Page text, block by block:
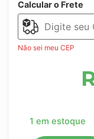
Calcular o Frete
Não sei meu CEP
1 em estoque